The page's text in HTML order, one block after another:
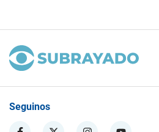
Seguinos